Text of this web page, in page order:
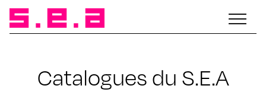
Catalogues du S.E.A